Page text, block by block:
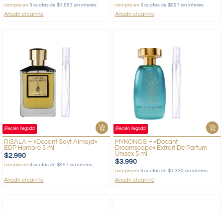
compra en3 cuotas de $1.663 sin interés
Añadir al carrito
compra en 3 cuotas de $997 sin interés
Añadir al carrito
¡Recién llegado!
RISALA – «Decant Sayf Almajd»
EDP Hombre 5 ml
$2.990
compra en3 cuotas de $997 sin interés
Añadir al carrito
¡Recién llegado!
MYKONOS – «Decant
Dreamscape» Extrait De Parfum
Unisex 5 ml
$3.990
compra en 3 cuotas de $1.330 sin interés
Añadir al carrito